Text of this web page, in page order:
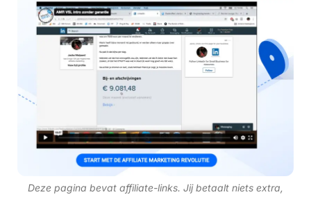
Deze pagina bevat affiliate-links. Jij betaalt niets extra,